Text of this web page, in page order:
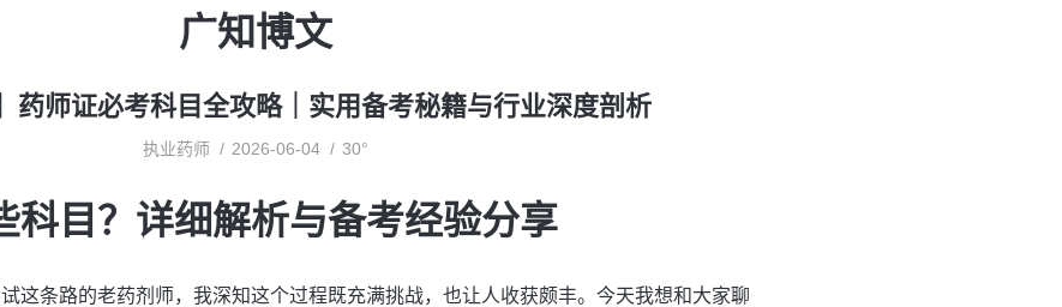
广知博文
药师证必考科目全攻略｜实用备考秘籍与行业深度剖析
执业药师 2026-06-04 30°
科目？详细解析与备考经验分享
这条路的老药剂师，我深知这个过程既充满挑战，也让人收获颇丰。今天我想和大家聊